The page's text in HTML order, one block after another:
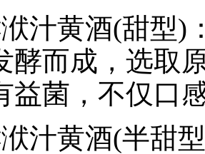
黄酒(甜型)：
酵而成，选取
益菌，不仅口
黄酒(半甜型)